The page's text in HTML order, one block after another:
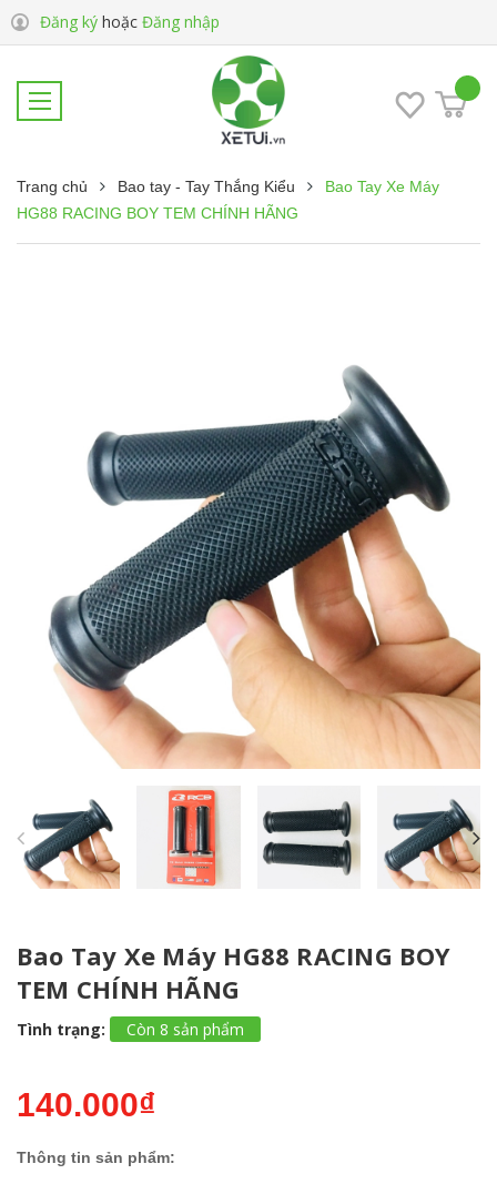
Đăng ký hoặc Đăng nhập
Trang chủ Bao tay - Tay Thắng Kiểu
Bao Tay Xe Máy
HG88 RACING BOY TEM CHÍNH HÃNG
Bao Tay Xe Máy HG88 RACING BOY
TEM CHÍNH HÃNG
Tình trạng: Còn 8 sản phẩm
140.000₫
Thông tin sản phẩm: